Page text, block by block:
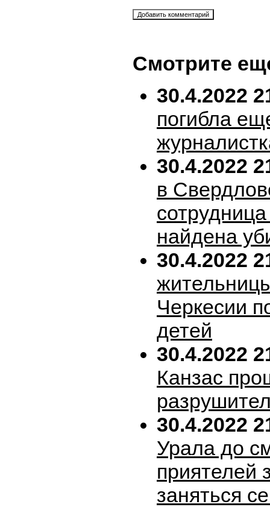
Смотрите
30.4.2022
погибла
30.4.2022
в
найдена
30.4.2022
Черкесии
детей
30.4.2022
Канзас
30.4.2022
Урала до
приятелей
заняться